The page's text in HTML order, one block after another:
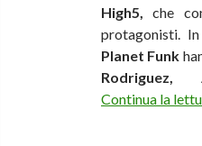
High5,che
protagonisti.
Planet Funk
Continua la